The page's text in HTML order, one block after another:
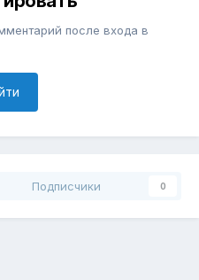
после входа в
Подписчики 0